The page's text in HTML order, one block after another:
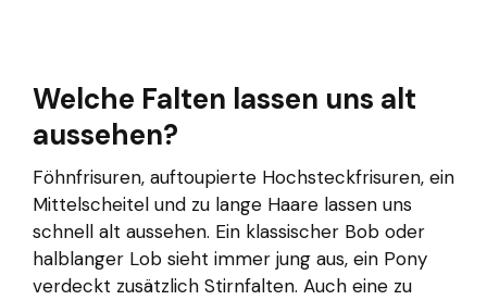
Welche Falten lassen uns alt
aussehen?
Föhnfrisuren, auftoupierte Hochsteckfrisuren, ein
Mittelscheitel und zu lange Haare lassen uns
schnell alt aussehen. Ein klassischer Bob oder
halblanger Lob sieht immer jung aus, ein Pony
verdeckt zusätzlich Stirnfalten. Auch eine zu